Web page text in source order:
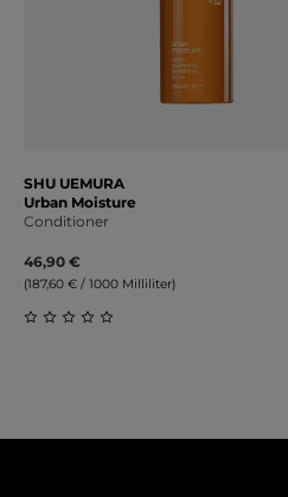
SHU UEMURA
Urban Moisture
Conditioner
46,90 €
(187,60 € / 1000 Milliliter)